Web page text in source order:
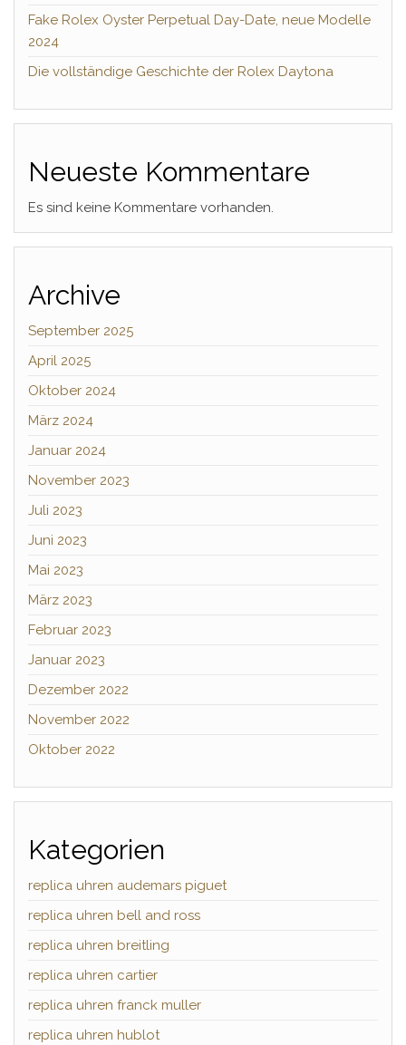
Fake Rolex Oyster Perpetual Day-Date, neue Modelle
2024
Die vollständige Geschichte der Rolex Daytona
Neueste Kommentare
Es sind keine Kommentare vorhanden.
Archive
September 2025
April 2025
Oktober 2024
März 2024
Januar 2024
November 2023
Juli 2023
Juni 2023
Mai 2023
März 2023
Februar 2023
Januar 2023
Dezember 2022
November 2022
Oktober 2022
Kategorien
replica uhren audemars piguet
replica uhren bell and ross
replica uhren breitling
replica uhren cartier
replica uhren franck muller
replica uhren hublot